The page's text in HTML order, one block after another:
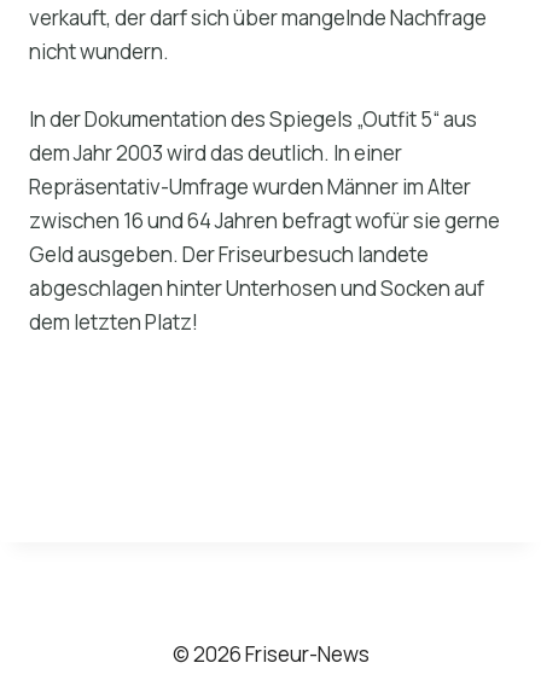
verkauft, der darf sich über mangelnde Nachfrage
nicht wundern.
In der Dokumentation des Spiegels „Outfit 5“ aus
dem Jahr 2003 wird das deutlich. In einer
Repräsentativ-Umfrage wurden Männer im Alter
zwischen 16 und 64 Jahren befragt wofür sie gerne
Geld ausgeben. Der Friseurbesuch landete
abgeschlagen hinter Unterhosen und Socken auf
dem letzten Platz!
© 2026 Friseur-News